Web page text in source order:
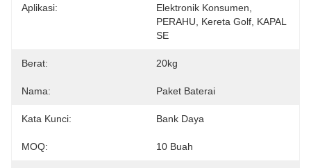
Aplikasi:
Elektronik Konsumen,
PERAHU, Kereta Golf, KAPAL
SE
Berat: 20kg
Nama: Paket Baterai
Kata Kunci: Bank Daya
MOQ: 10 Buah